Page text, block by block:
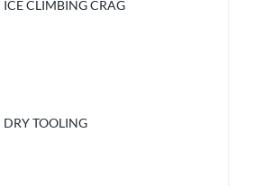
ICE CLIMBING CRAG
DRY TOOLING